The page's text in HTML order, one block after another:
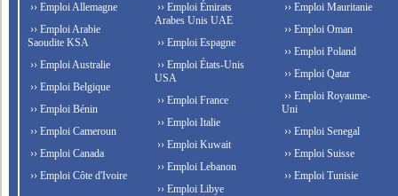
›› Emploi Allemagne
›› Emploi Arabie
Saoudite KSA
›› Emploi Australie
›› Emploi Belgique
›› Emploi Bénin
›› Emploi Cameroun
›› Emploi Canada
›› Emploi Côte d'Ivoire
›› Emploi Émirats
Arabes Unis UAE
›› Emploi Espagne
›› Emploi États-Unis
USA
›› Emploi France
›› Emploi Italie
›› Emploi Kuwait
›› Emploi Lebanon
›› Emploi Libye
›› Emploi Mauritanie
›› Emploi Oman
›› Emploi Poland
›› Emploi Qatar
›› Emploi Royaume-
Uni
›› Emploi Senegal
›› Emploi Suisse
›› Emploi Tunisie